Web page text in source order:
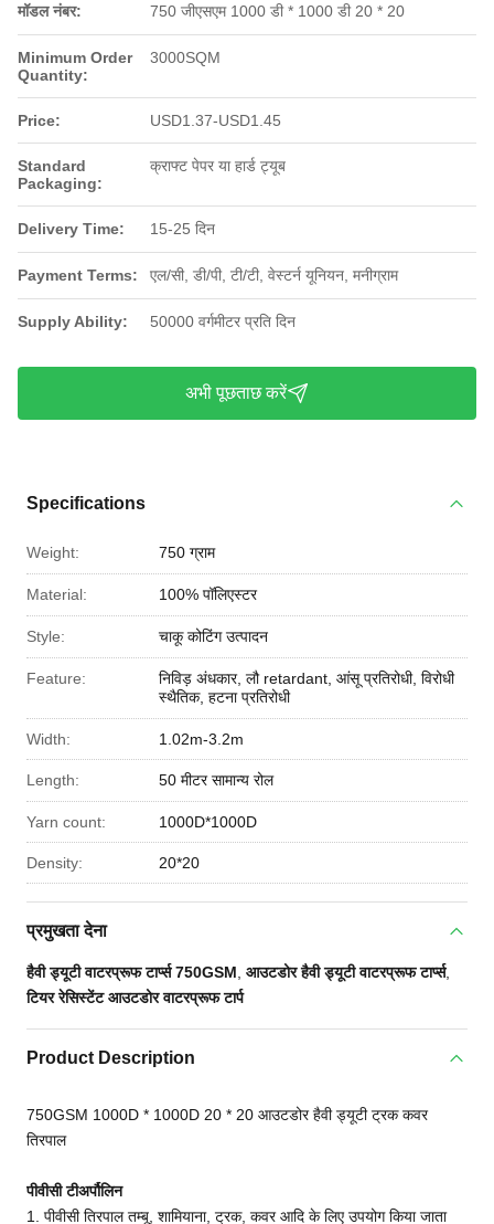
मॉडल नंबर: 750 जीएसएम 1000 डी * 1000 डी 20 * 20
Minimum Order
Quantity:
3000SQM
Price: USD1.37-USD1.45
Standard
Packaging:
क्राफ्ट पेपर या हार्ड ट्यूब
Delivery Time: 15-25 दिन
Payment Terms: एल/सी, डी/पी, टी/टी, वेस्टर्न यूनियन, मनीग्राम
Supply Ability: 50000 वर्गमीटर प्रति दिन
अभी पूछताछ करें
Specifications
Weight: 750 ग्राम
Material: 100% पॉलिएस्टर
Style: चाकू कोटिंग उत्पादन
Feature:
निविड़ अंधकार, लौ retardant, आंसू प्रतिरोधी, विरोधी
स्थैतिक, हटना प्रतिरोधी
Width: 1.02m-3.2m
Length: 50 मीटर सामान्य रोल
Yarn count: 1000D*1000D
Density: 20*20
प्रमुखता देना
हैवी ड्यूटी वाटरप्रूफ टार्प्स 750GSM आउटडोर हैवी ड्यूटी वाटरप्रूफ टार्प्स,
टियर रेसिस्टेंट आउटडोर वाटरप्रूफ टार्प
Product Description
750GSM 1000D * 1000D 20 * 20 आउटडोर हैवी ड्यूटी ट्रक कवर
तिरपाल
पीवीसी टीअर्पौलिन
1. पीवीसी तिरपाल तम्बू, शामियाना, ट्रक, कवर आदि के लिए उपयोग किया जाता